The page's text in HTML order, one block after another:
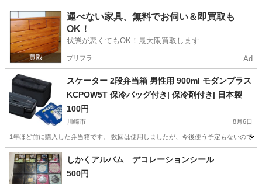
神奈川 横浜市 戸塚駅 生活雑貨 システム手帳
運べない家具、無料でお伺い＆即買取も
OK！
状態が悪くてもOK！最大限買取します
プリフラ Ad
スケーター 2段弁当箱 男性用 900ml モダンプラス
KCPOW5T 保冷バッグ付き| 保冷剤付き| 日本製
100円
川崎市 8月6日
1年ほど前に購入した弁当箱です。 数回は使用しましたが、今後使う予定もないので
神奈川 川崎市 食器
しかくアルバム デコレーションシール
500円